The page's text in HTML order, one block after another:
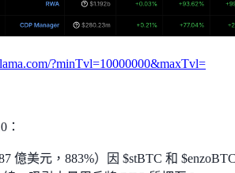
?minTvl=10000000&maxTvl=
：
億美元，883%）因 $stBTC 和